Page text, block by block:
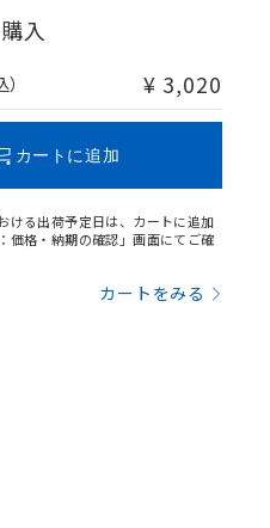
入
¥ 3,020
カートに追加
ける出荷予定日は、カートに追加
価格・納期の確認」画面にてご確
カートをみる